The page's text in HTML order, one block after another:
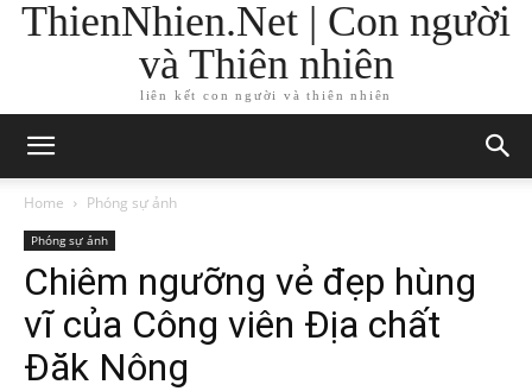
ThienNhien.Net | Con người
và Thiên nhiên
liên kết con người và thiên nhiên
Home Phóng sự ảnh
Phóng sự ảnh
Chiêm ngưỡng vẻ đẹp hùng
vĩ của Công viên Địa chất
Đăk Nông